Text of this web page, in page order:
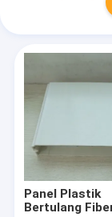
Panel Plastik
Bertulang